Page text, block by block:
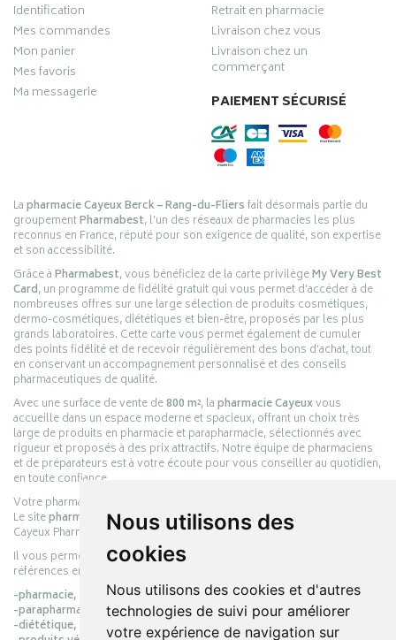
Nous utilisons des
cookies
Nous utilisons des cookies et d'autres
technologies de suivi pour améliorer
votre expérience de navigation sur
Identification
Mes commandes
Mon panier
Mes favoris
Ma messagerie
Retrait en pharmacie
Livraison chez vous
Livraison chez un
commerçant
PAIEMENT SÉCURISÉ
Lapharmacie Cayeux Berck – Rang-du-Fliersfait désormais partie du
groupementPharmabest, l’un des réseaux de pharmacies les plus
reconnus en France, réputé pour son exigence de qualité, son expertise
et son accessibilité.
Grâce àPharmabest, vous bénéficiez de la carte privilègeMy Very Best
Card, un programme de fidélité gratuit qui vous permet d’accéder à de
nombreuses offres sur une large sélection de produits cosmétiques,
dermo-cosmétiques, diététiques et bien-être, proposés par les plus
grands laboratoires. Cette carte vous permet également de cumuler
des points fidélité et de recevoir régulièrement des bons d’achat, tout
en conservant un accompagnement personnalisé et des conseils
pharmaceutiques de qualité.
Avec une surface de vente de800 m², lapharmacie Cayeuxvous
accueille dans un espace moderne et spacieux, offrant un choix très
large de produits en pharmacie et parapharmacie, sélectionnés avec
rigueur et proposés à des prix attractifs. Notre équipe de pharmaciens
et de préparateurs est à votre écoute pour vous conseiller au quotidien,
en toute confiance.
Votre pharmacie en ligne :
Le sitepharmacie-cayeux.frest le prolongement digital de la pharmacie
Cayeux Pharmabest Berck-sur-Mer – Rang-du-Fliers.
Il vous permet de réaliser vos achats en ligne parmi des milliers de
références en :
-pharmacie,
-parapharmacie,
-diététique,